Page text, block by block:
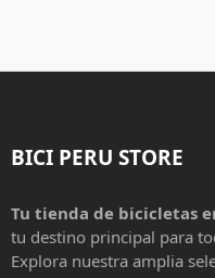
BICI PERU STORE
Tu tienda de bicicletas
tu destino principal para
Explora nuestra amplia